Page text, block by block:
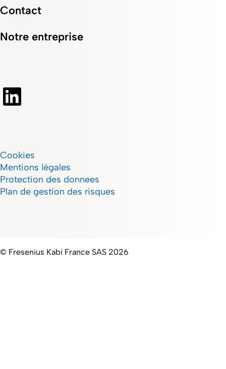
Contact
Notre entreprise
Cookies
Mentions légales
Protection des donnees
Plan de gestion des risques
© Fresenius Kabi France SAS 2026